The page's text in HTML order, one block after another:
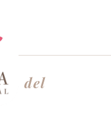
del